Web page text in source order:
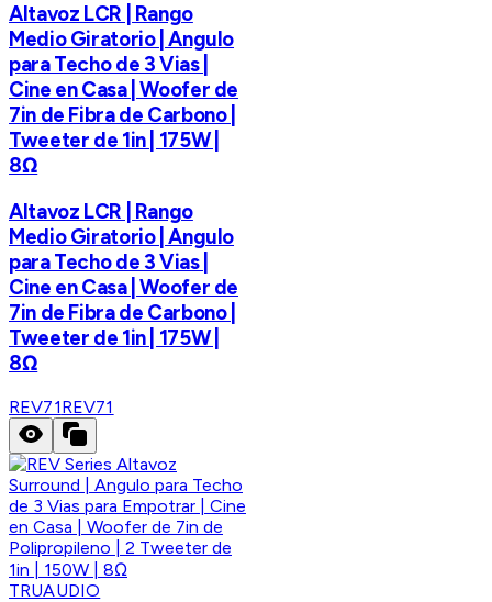
Altavoz LCR | Rango
Medio Giratorio | Angulo
para Techo de 3 Vias |
Cine en Casa | Woofer de
7in de Fibra de Carbono |
Tweeter de 1in | 175W |
8Ω
Altavoz LCR | Rango
Medio Giratorio | Angulo
para Techo de 3 Vias |
Cine en Casa | Woofer de
7in de Fibra de Carbono |
Tweeter de 1in | 175W |
8Ω
REV71REV71
TRUAUDIO